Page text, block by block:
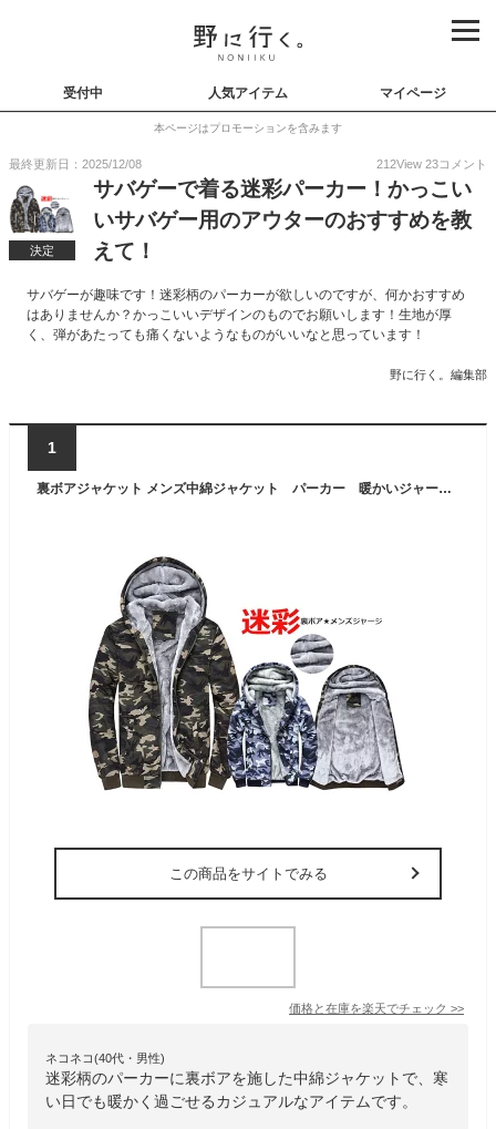
受付中 人気アイテム マイページ
本ページはプロモーションを含みます
最終更新日：2025/12/08 212View 23コメント
決定
サバゲーで着る迷彩パーカー！かっこい
いサバゲー用のアウターのおすすめを教
えて！
サバゲーが趣味です！迷彩柄のパーカーが欲しいのですが、何かおすすめ
はありませんか？かっこいいデザインのものでお願いします！生地が厚
く、弾があたっても痛くないようなものがいいなと思っています！
野に行く。編集部
1
裏ボアジャケット メンズ中綿ジャケット パーカー 暖かいジャージ＆厚手パーカ 迷彩冬用ジャンパーブルゾン カジュアルもこもこアウター ブルー グリーン
この商品をサイトでみる
価格と在庫を楽天でチェック >>
ネコネコ(40代・男性)
迷彩柄のパーカーに裏ボアを施した中綿ジャケットで、寒
い日でも暖かく過ごせるカジュアルなアイテムです。